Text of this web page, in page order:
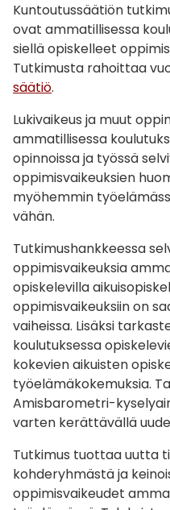
Kuntoutussäätiön
ovat ammatillisessa
siellä opiskelleet
Tutkimusta rahoittaa
säätiö.
Lukivaikeus ja muut
ammatillisessa
opinnoissa ja työssä
oppimisvaikeuksien
myöhemmin
vähän.
Tutkimushankkeessa
oppimisvaikeuksia
opiskelevilla
oppimisvaikeuksiin on
vaiheissa. Lisäksi
koulutuksessa
kokevien aikuisten
työelämäkokemuksia.
Amisbarometri-
varten kerättävällä
Tutkimus tuottaa uutta
kohderyhmästä ja
oppimisvaikeudet